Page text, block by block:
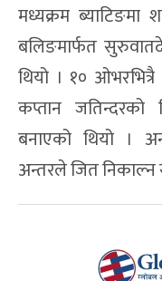
मध्यक्रम ब्याटिङमा
बलिङमार्फत
थियो । १०
कप्तान
बनाएको थियो ।
अन्तरले जित